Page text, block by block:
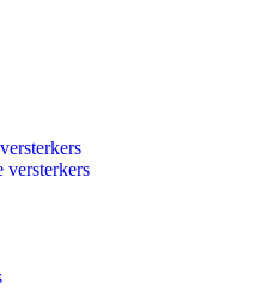
versterkers